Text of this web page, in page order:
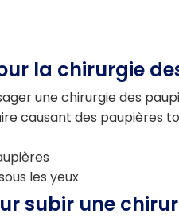
la chirurgie
une chirurgie des
causant des paupières
les yeux
subir une